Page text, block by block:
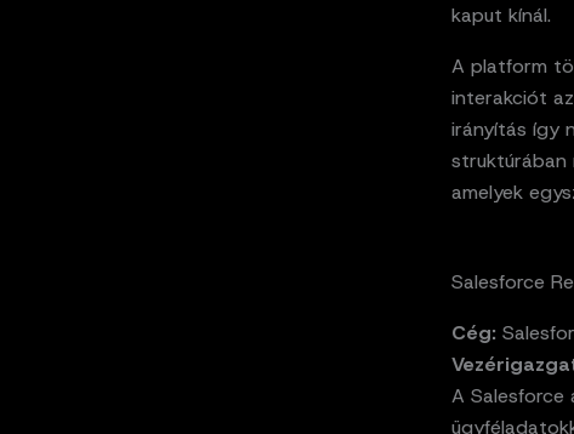
kaput kínál.
A platform
interakciót
irányítás így
struktúrában
amelyek
Salesforce
Cég:
A